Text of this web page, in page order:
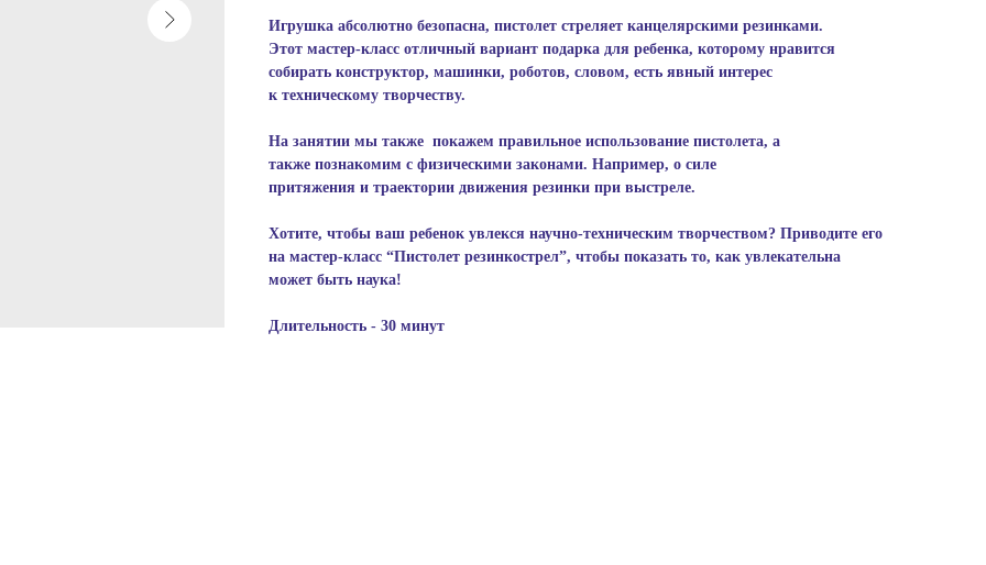
Игрушка абсолютно безопасна, пистолет стреляет канцелярскими резинками.
Этот мастер-класс отличный вариант подарка для ребенка, которому нравится
собирать конструктор, машинки, роботов, словом, есть явный интерес
к техническому творчеству.
На занятии мы также покажем правильное использование пистолета, а
также познакомим с физическими законами. Например, о силе
притяжения и траектории движения резинки при выстреле.
Хотите, чтобы ваш ребенок увлекся научно-техническим творчеством? Приводите его
на мастер-класс “Пистолет резинкострел”, чтобы показать то, как увлекательна
может быть наука!
Длительность - 30 минут